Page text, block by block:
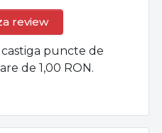
review
puncte de
de 1,00 RON.